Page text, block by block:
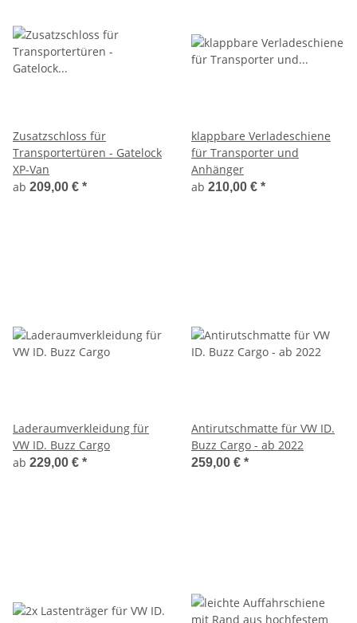
Zusatzschloss für
Transportertüren - Gatelock
XP-Van
ab 209,00 € *
klappbare Verladeschiene
für Transporter und
Anhänger
ab 210,00 € *
Laderaumverkleidung für
VW ID. Buzz Cargo
ab 229,00 € *
Antirutschmatte für VW ID.
Buzz Cargo - ab 2022
259,00 € *